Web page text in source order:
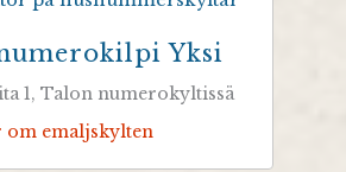
Yksi
1, Talon numerokyltissä
om emaljskylten